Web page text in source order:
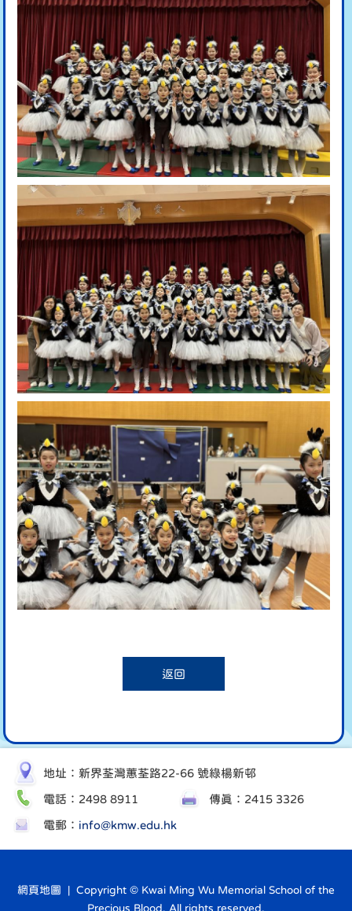
返回
地址：新界荃灣蕙荃路22-66 號綠楊新邨
電話：2498 8911 傳真：2415 3326
電郵： info@kmw.edu.hk
網頁地圖 | Copyright © Kwai Ming Wu Memorial School of the
Precious Blood. All rights reserved.